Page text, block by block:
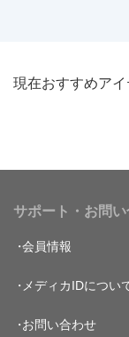
現在おすすめアイ
サポート・お問
会員情報
メディカIDについ
お問い合わせ